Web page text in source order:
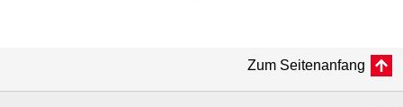
Zum Seitenanfang